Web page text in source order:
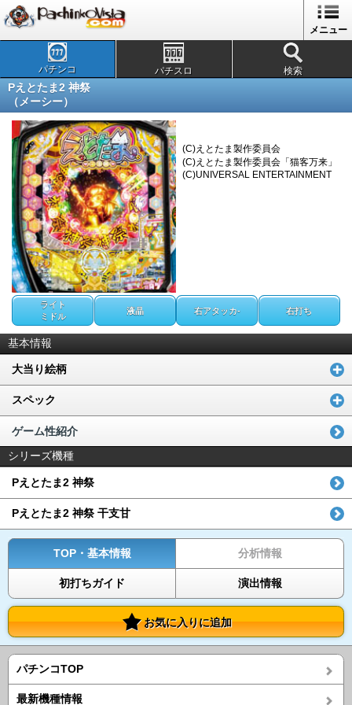
メニュー
パチンコ パチスロ 検索
Pえとたま2 神祭
（メーシー）
(C)えとたま製作委員会
(C)えとたま製作委員会「猫客万来」
(C)UNIVERSAL ENTERTAINMENT
ライト
ミドル
液晶 右アタッカ- 右打ち
基本情報
大当り絵柄
スペック
ゲーム性紹介
シリーズ機種
Pえとたま2 神祭
Pえとたま2 神祭 干支甘
TOP・基本情報 分析情報
初打ちガイド 演出情報
お気に入りに追加
パチンコTOP
最新機種情報